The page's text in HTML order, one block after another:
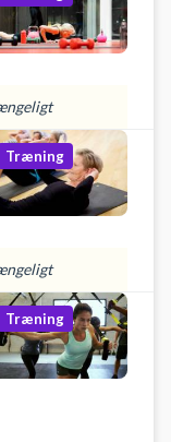
Træning
Træning